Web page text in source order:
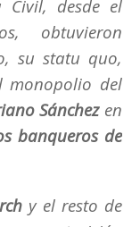
Civil, desde el
obtuvieron
su statu quo,
monopolio del
Sánchezen
banqueros de
y el resto de